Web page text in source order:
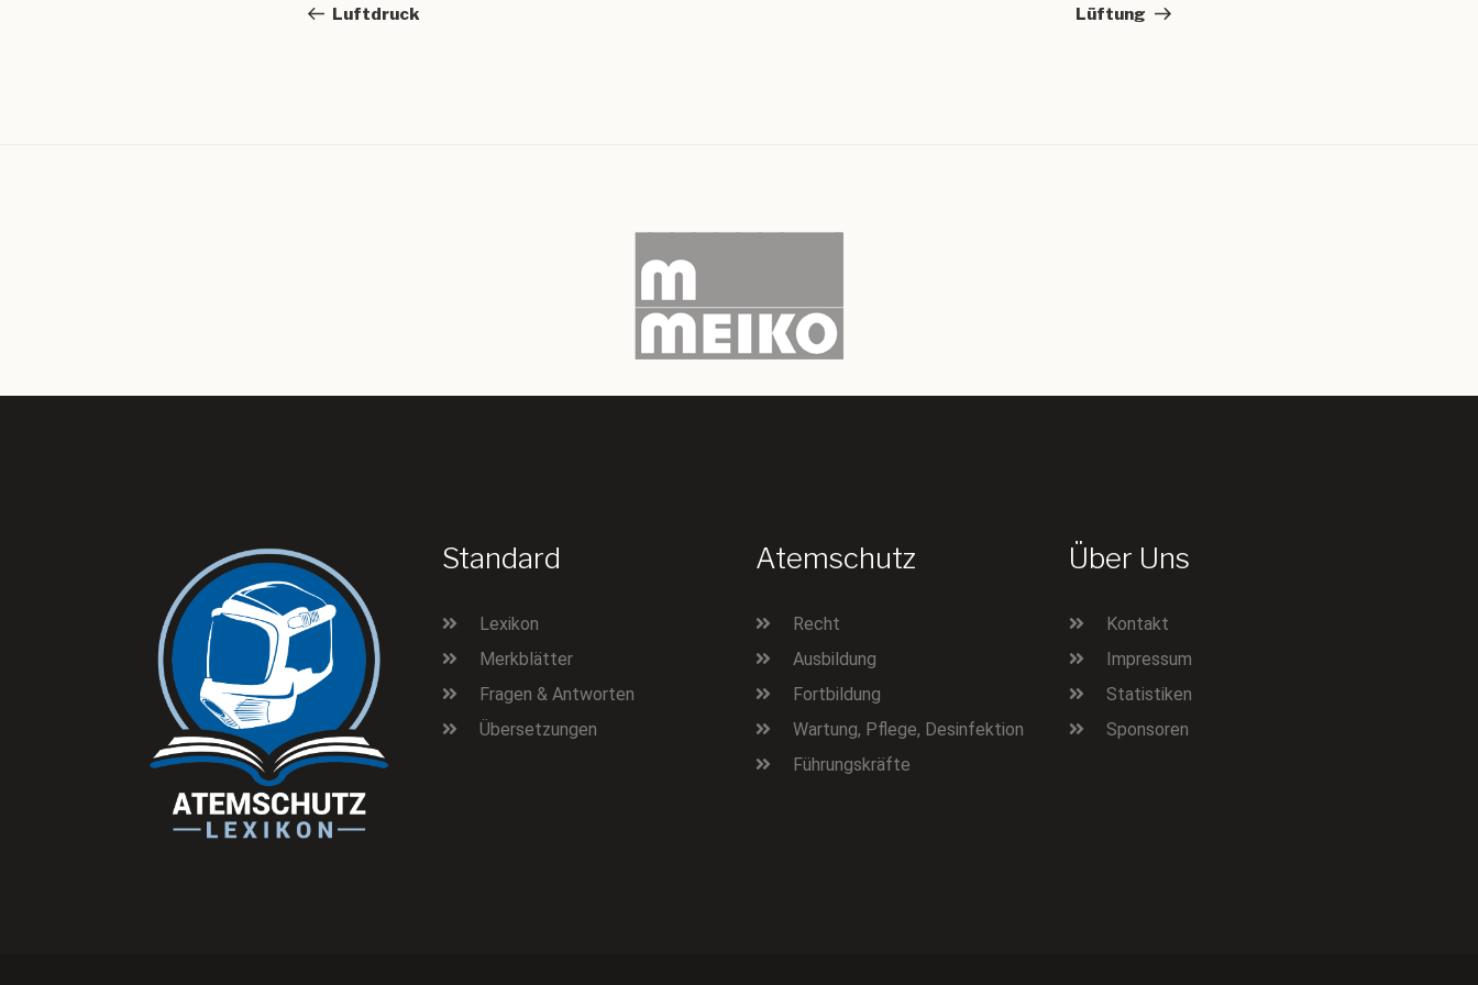
Beitrag
Luftdruck
Beitrag
Lüftung
Standard
Lexikon
Merkblätter
Fragen & Antworten
Übersetzungen
Atemschutz
Recht
Ausbildung
Fortbildung
Wartung, Pflege, Desinfektion
Führungskräfte
Über Uns
Kontakt
Impressum
Statistiken
Sponsoren